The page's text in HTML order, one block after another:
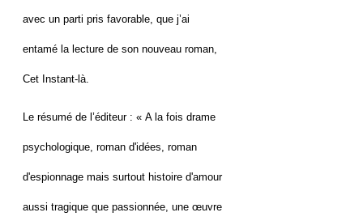
avec un parti pris favorable, que j’ai
entamé la lecture de son nouveau roman,
Cet Instant-là.
Le résumé de l’éditeur : « A la fois drame
psychologique, roman d'idées, roman
d'espionnage mais surtout histoire d'amour
aussi tragique que passionnée, une œuvre